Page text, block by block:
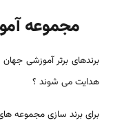
مجموعه
برندهای برتر آموزشی
هدایت می شوند ؟
برای برند سازی مجموعه